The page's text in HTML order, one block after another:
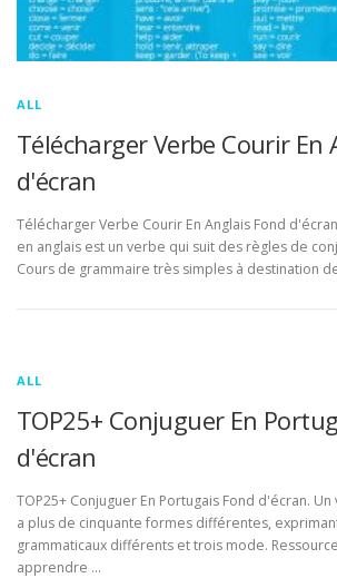
ALL
Télécharger Verbe Courir En
d'écran
Télécharger Verbe Courir En Anglais Fond
en anglais est un verbe qui suit des règles de
Cours de grammaire très simples à destination
ALL
TOP25+ Conjuguer En
d'écran
TOP25+ Conjuguer En Portugais Fond d'écran.
a plus de cinquante formes différentes,
grammaticaux différents et trois mode.
apprendre …